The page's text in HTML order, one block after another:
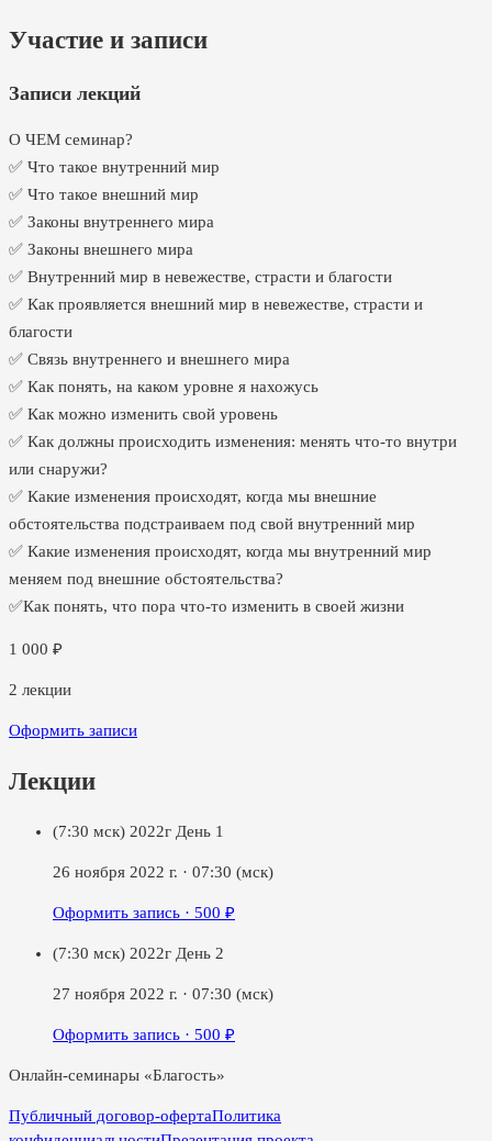
Участие и записи
Записи лекций
О ЧЕМ семинар?
✅ Что такое внутренний мир
✅ Что такое внешний мир
✅ Законы внутреннего мира
✅ Законы внешнего мира
✅ Внутренний мир в невежестве, страсти и благости
✅ Как проявляется внешний мир в невежестве, страсти и
благости
✅ Связь внутреннего и внешнего мира
✅ Как понять, на каком уровне я нахожусь
✅ Как можно изменить свой уровень
✅ Как должны происходить изменения: менять что-то внутри
или снаружи?
✅ Какие изменения происходят, когда мы внешние
обстоятельства подстраиваем под свой внутренний мир
✅ Какие изменения происходят, когда мы внутренний мир
меняем под внешние обстоятельства?
✅Как понять, что пора что-то изменить в своей жизни
1 000 ₽
2 лекции
Оформить записи
Лекции
(7:30 мск) 2022г День 1
26 ноября 2022 г. · 07:30 (мск)
Оформить запись · 500 ₽
(7:30 мск) 2022г День 2
27 ноября 2022 г. · 07:30 (мск)
Оформить запись · 500 ₽
Онлайн-семинары «Благость»
Публичный договор-офертаПолитика